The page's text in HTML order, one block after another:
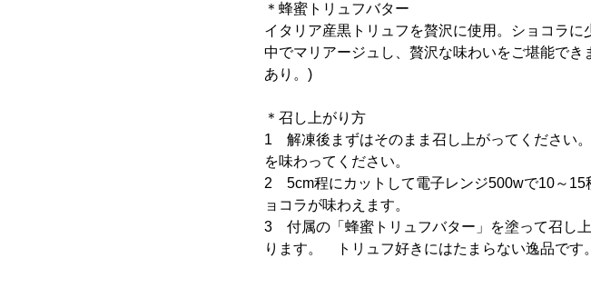
＊蜂蜜トリュフバター
イタリア産黒トリュフを贅沢に使用。ショコラ
中でマリアージュし、贅沢な味わいをご堪能で
あり。)
＊召し上がり方
1 解凍後まずはそのまま召し上がってください
を味わってください。
2 5cm程にカットして電子レンジ500wで10～15
ョコラが味わえます。
3 付属の「蜂蜜トリュフバター」を塗って召し
ります。 トリュフ好きにはたまらない逸品です。